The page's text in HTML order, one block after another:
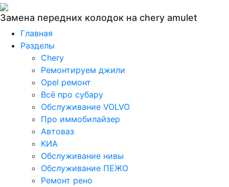
Замена передних колодок на chery amulet
Главная
Разделы
Chery
Ремонтируем джили
Opel ремонт
Всё про субару
Обслуживание VOLVO
Про иммобилайзер
Автоваз
КИА
Обслуживание нивы
Обслуживание ПЕЖО
Ремонт рено